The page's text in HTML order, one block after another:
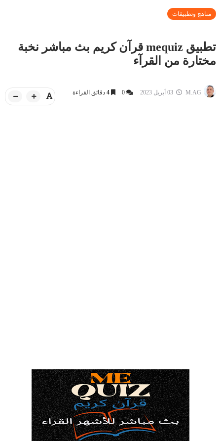
مناهج وتطبيقات
تطبيق mequiz قرآن كريم بث مباشر نخبة
مختارة من القرآء
M.AG
0
4 دقائق القراءة